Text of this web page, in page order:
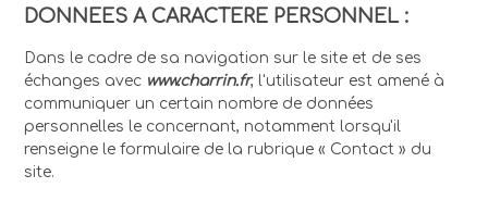
DONNEES A CARACTERE PERSONNEL :
Dans le cadre de sa navigation sur le site et de ses
échanges avec www.charrin.fr, l'utilisateur est amené à
communiquer un certain nombre de données
personnelles le concernant, notamment lorsqu'il
renseigne le formulaire de la rubrique « Contact » du
site.